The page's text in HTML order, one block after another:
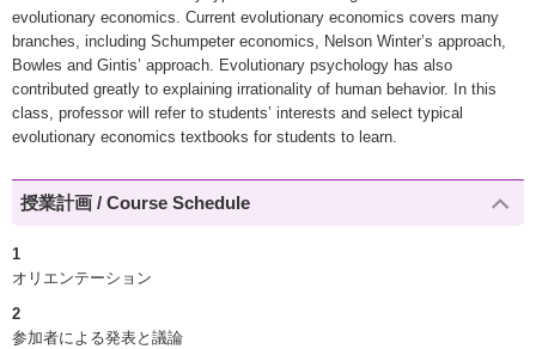
evolutionary economics. Current evolutionary economics covers many
branches, including Schumpeter economics, Nelson Winter’s approach,
Bowles and Gintis’ approach. Evolutionary psychology has also
contributed greatly to explaining irrationality of human behavior. In this
class, professor will refer to students’ interests and select typical
evolutionary economics textbooks for students to learn.
授業計画 / Course Schedule
1
オリエンテーション
2
参加者による発表と議論